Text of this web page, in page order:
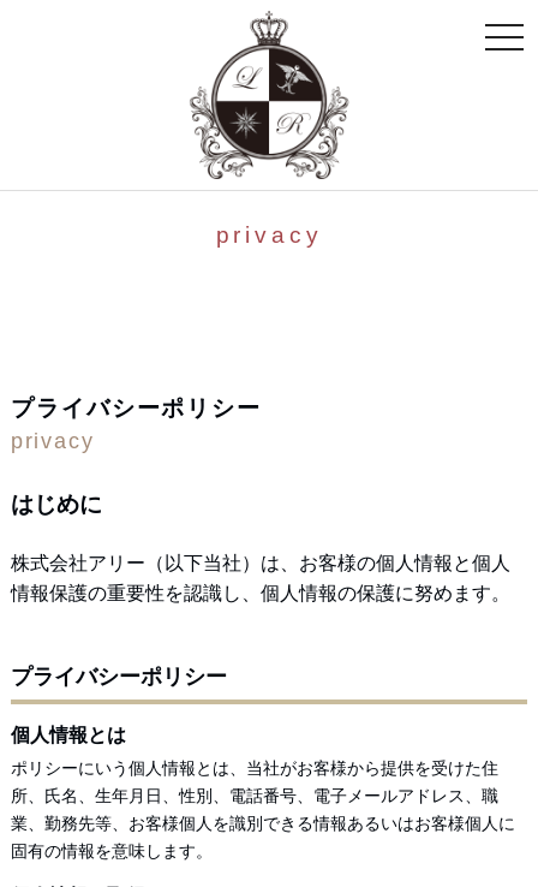
toggle
privacy
プライバシーポリシー
privacy
はじめに
株式会社アリー（以下当社）は、お客様の個人情報と個人
情報保護の重要性を認識し、個人情報の保護に努めます。
プライバシーポリシー
個人情報とは
ポリシーにいう個人情報とは、当社がお客様から提供を受けた住
所、氏名、生年月日、性別、電話番号、電子メールアドレス、職
業、勤務先等、お客様個人を識別できる情報あるいはお客様個人に
固有の情報を意味します。